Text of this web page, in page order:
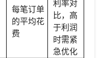
每笔订单
的平均花
费
利率对
比，高
于利润
时需紧
急优化